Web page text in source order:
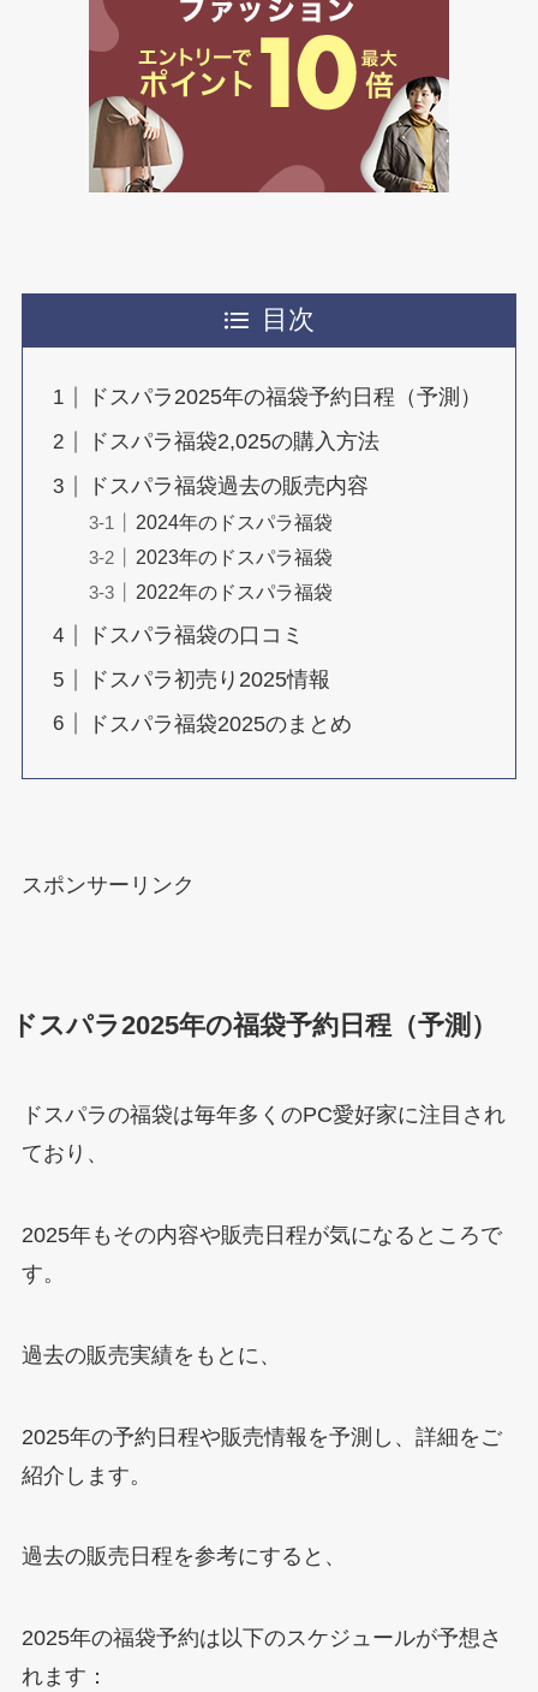
目次
ドスパラ2025年の福袋予約日程（予測）
ドスパラ福袋2,025の購入方法
ドスパラ福袋過去の販売内容
2024年のドスパラ福袋
2023年のドスパラ福袋
2022年のドスパラ福袋
ドスパラ福袋の口コミ
ドスパラ初売り2025情報
ドスパラ福袋2025のまとめ
スポンサーリンク
ドスパラ2025年の福袋予約日程（予測）
ドスパラの福袋は毎年多くのPC愛好家に注目され
ており、
2025年もその内容や販売日程が気になるところで
す。
過去の販売実績をもとに、
2025年の予約日程や販売情報を予測し、詳細をご
紹介します。
過去の販売日程を参考にすると、
2025年の福袋予約は以下のスケジュールが予想さ
れます：